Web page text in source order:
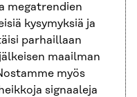
megatrendien
kysymyksiä ja
parhaillaan
maailman
myös
signaaleja